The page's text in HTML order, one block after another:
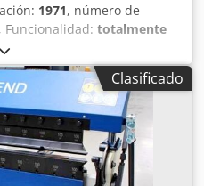
1971, número de
, Funcionalidad: totalmente
del ariete:
pesada Credey St
x 3,25 mm incluye gran
Clasificado